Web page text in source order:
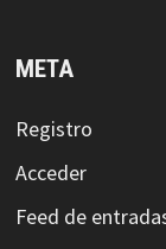
META
Registro
Acceder
Feed de